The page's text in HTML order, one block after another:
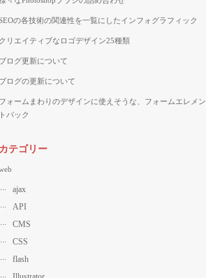
の各技術の関連性を一覧にしたインフォグラフィック
クリエイティブなロゴデザイン25種類
ブログ更新について
ブログの更新について
フォームまわりのデザインに使えそうな、フォームエレメン
トパック
カテゴリー
ajax
API
CMS
CSS
flash